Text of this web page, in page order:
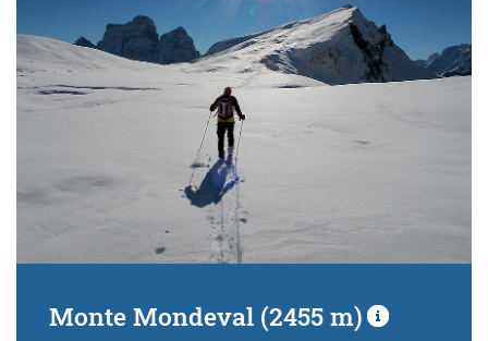
Monte Mondeval (2455 m)